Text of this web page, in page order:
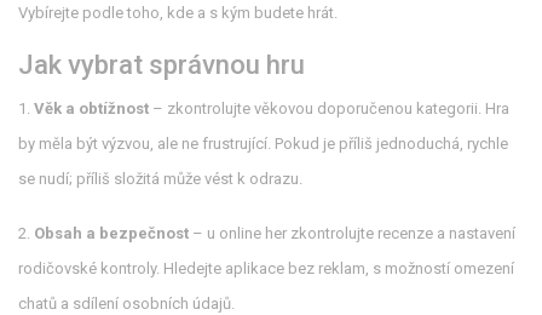
Vybírejte podle toho, kde a s kým budete hrát.
Jak vybrat správnou hru
1. Věk a obtížnost – zkontrolujte věkovou doporučenou kategorii. Hra
by měla být výzvou, ale ne frustrující. Pokud je příliš jednoduchá, rychle
se nudí; příliš složitá může vést k odrazu.
2. Obsah a bezpečnost – u online her zkontrolujte recenze a nastavení
rodičovské kontroly. Hledejte aplikace bez reklam, s možností omezení
chatů a sdílení osobních údajů.